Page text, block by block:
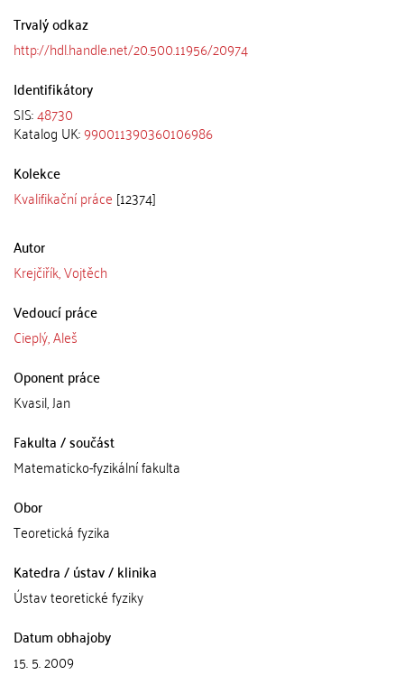
Trvalý odkaz
http://hdl.handle.net/20.500.11956/20974
Identifikátory
SIS:48730
Katalog UK:990011390360106986
Kolekce
Kvalifikační práce [12374]
Autor
Krejčiřík, Vojtěch
Vedoucí práce
Cieplý, Aleš
Oponent práce
Kvasil, Jan
Fakulta / součást
Matematicko-fyzikální fakulta
Obor
Teoretická fyzika
Katedra / ústav / klinika
Ústav teoretické fyziky
Datum obhajoby
15. 5. 2009